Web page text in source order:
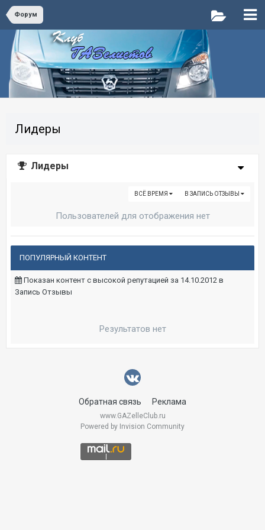
Форум
Лидеры
Лидеры
В ЗАПИСЬ ОТЗЫВЫ
ВСЁ ВРЕМЯ
Пользователей для отображения нет
ПОПУЛЯРНЫЙ КОНТЕНТ
Показан контент с высокой репутацией за 14.10.2012 в
Запись Отзывы
Результатов нет
Обратная связь Реклама
www.GAZelleClub.ru
Powered by Invision Community